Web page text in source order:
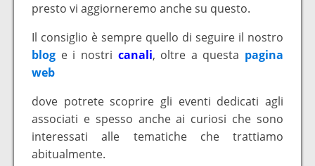
presto vi aggiorneremo anche su questo.
Il consiglio è sempre quello di seguire il nostro
blog e i nostri canali, oltre a questa pagina
web
dove potrete scoprire gli eventi dedicati agli
associati e spesso anche ai curiosi che sono
interessati alle tematiche che trattiamo
abitualmente.